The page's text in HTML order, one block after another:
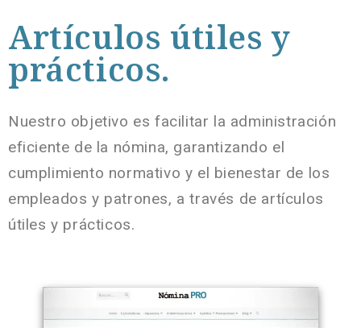
Artículos útiles y
prácticos.
Nuestro objetivo es facilitar la administración
eficiente de la nómina, garantizando el
cumplimiento normativo y el bienestar de los
empleados y patrones, a través de artículos
útiles y prácticos.